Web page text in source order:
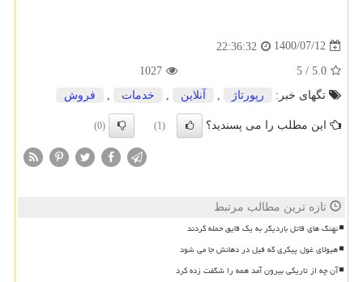
1400/07/12
22:36:32
5.0
/
5
1027
تگهای خبر:
رپورتاژ آنلاین خدمات فروش
این مطلب را می پسندید؟ (1)
(0)
تازه ترین مطالب مرتبط
نهنگ های قاتل باردیگر به یک قایق حمله کردند
هیولای غول پیکری که فیل در دهانش جا می شود
آن چه از تاریکی بیرون آمد همه را شگفت زده کرد